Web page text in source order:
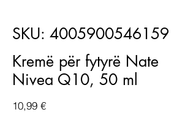
SKU: 4005900546159
Kremë për fytyrë Nate
Nivea Q10, 50 ml
10,99 €Price